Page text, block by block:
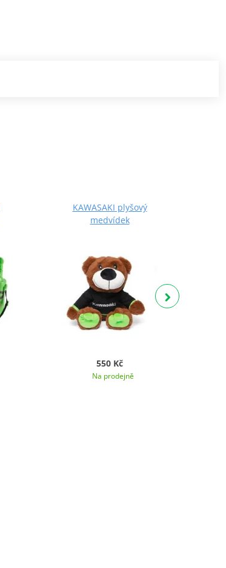
KAWASAKI plyšový
medvídek
550 Kč
Na prodejně